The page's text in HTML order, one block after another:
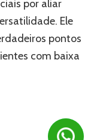
por aliar
Ele
pontos
com baixa